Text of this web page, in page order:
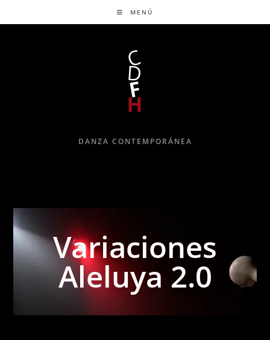
MENÚ
DANZA CONTEMPORÁNEA
Variaciones
Aleluya 2.0